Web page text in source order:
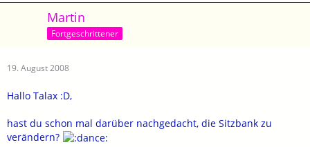
Martin
Fortgeschrittener
19. August 2008
Hallo Talax :D,
hast du schon mal darüber nachgedacht, die Sitzbank zu
verändern?